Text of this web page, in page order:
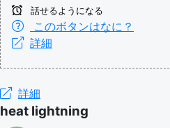
話せるようになる
このボタンはなに？
詳細
詳細
heat lightning